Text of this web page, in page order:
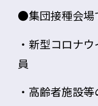
●集団接種会場
・新型コロナ
員
・高齢者施設